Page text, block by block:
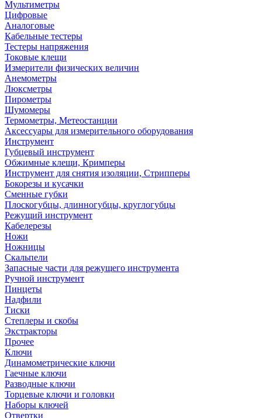
Мультиметры
Цифровые
Аналоговые
Кабельные тестеры
Тестеры напряжения
Токовые клещи
Измерители физических величин
Анемометры
Люксметры
Пирометры
Шумомеры
Термометры, Метеостанции
Аксессуары для измерительного оборудования
Инструмент
Губцевый инструмент
Обжимные клещи, Кримперы
Инструмент для снятия изоляции, Стрипперы
Бокорезы и кусачки
Сменные губки
Плоскогубцы, длинногубцы, круглогубцы
Режущий инструмент
Кабелерезы
Ножи
Ножницы
Скальпели
Запасные части для режущего инструмента
Ручной инструмент
Пинцеты
Надфили
Тиски
Степлеры и скобы
Экстракторы
Прочее
Ключи
Динамометрические ключи
Гаечные ключи
Разводные ключи
Торцевые ключи и головки
Наборы ключей
Отвертки